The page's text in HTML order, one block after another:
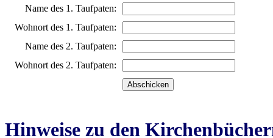
Name des 1. Taufpaten:
Wohnort des 1. Taufpaten:
Name des 2. Taufpaten:
Wohnort des 2. Taufpaten:
Hinweise zu den